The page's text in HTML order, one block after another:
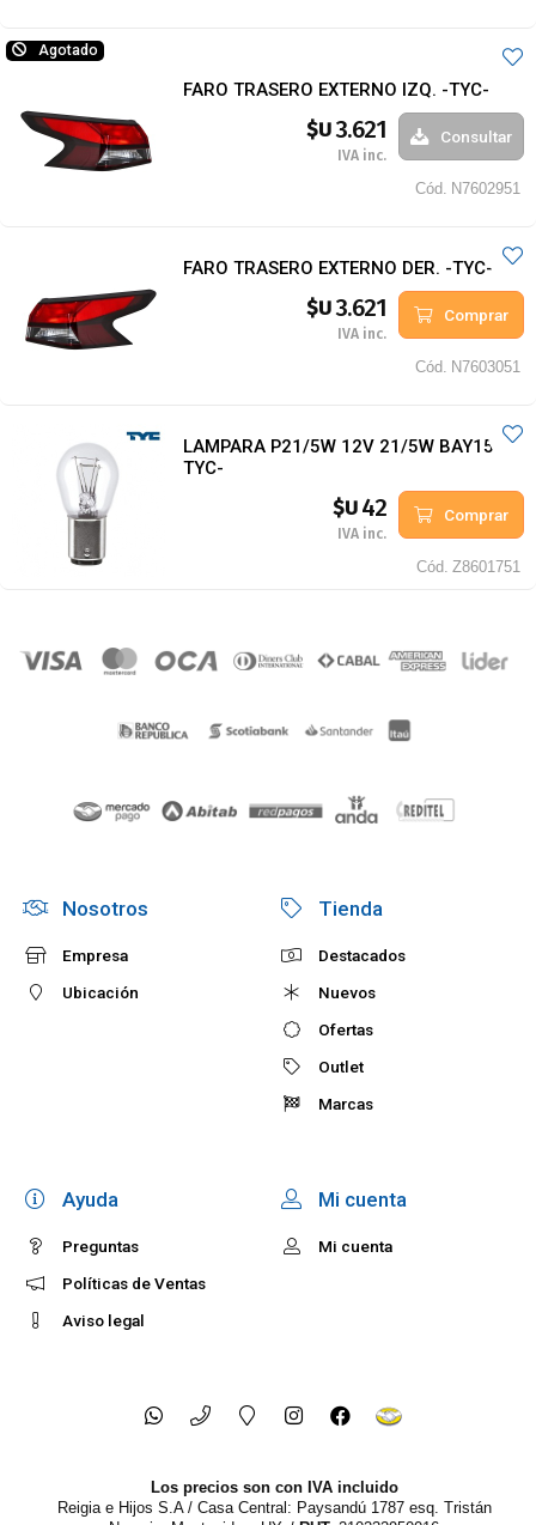
Agotado
FARO TRASERO EXTERNO IZQ. -TYC-
$U3.621
IVA inc.
Consultar
Cód. N7602951
FARO TRASERO EXTERNO DER. -TYC-
$U3.621
IVA inc.
Comprar
Cód. N7603051
LAMPARA P21/5W 12V 21/5W BAY15D -
TYC-
$U42
IVA inc.
Comprar
Cód. Z8601751
Nosotros
Empresa
Ubicación
Tienda
Destacados
Nuevos
Ofertas
Outlet
Marcas
Ayuda
Preguntas
Políticas de Ventas
Aviso legal
Mi cuenta
Mi cuenta
Los precios son con IVA incluido
Reigia e Hijos S.A / Casa Central: Paysandú 1787 esq. Tristán